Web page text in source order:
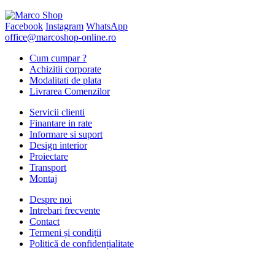
Facebook Instagram WhatsApp
office@marcoshop-online.ro
Cum cumpar ?
Achizitii corporate
Modalitati de plata
Livrarea Comenzilor
Servicii clienti
Finantare in rate
Informare si suport
Design interior
Proiectare
Transport
Montaj
Despre noi
Intrebari frecvente
Contact
Termeni și condiții
Politică de confidențialitate